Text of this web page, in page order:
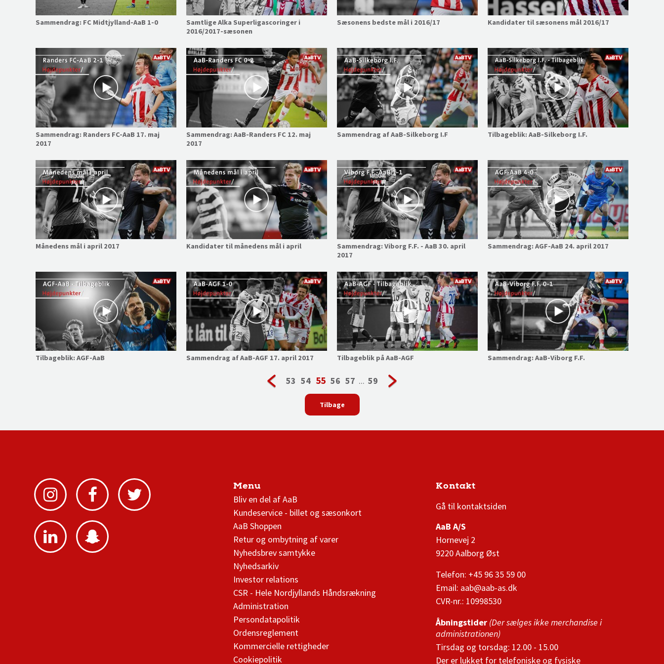
Sammendrag: FC Midtjylland-AaB 1-0
Samtlige Alka Superligascoringer i
2016/2017-sæsonen
Sæsonens bedste mål i 2016/17 Kandidater til sæsonens mål 2016/17
Sammendrag: Randers FC-AaB 17. maj
2017
Sammendrag: AaB-Randers FC 12. maj
2017
Sammendrag af AaB-Silkeborg I.F Tilbageblik: AaB-Silkeborg I.F.
Månedens mål i april 2017 Kandidater til månedens mål i april
Sammendrag: Viborg F.F. - AaB 30. april
2017
Sammendrag: AGF-AaB 24. april 2017
Tilbageblik: AGF-AaB Sammendrag af AaB-AGF 17. april 2017 Tilbageblik på AaB-AGF Sammendrag: AaB-Viborg F.F.
53 54 55 56 57 ... 59
Tilbage
Menu
Bliv en del af AaB
Kundeservice - billet og sæsonkort
AaB Shoppen
Retur og ombytning af varer
Nyhedsbrev samtykke
Nyhedsarkiv
Investor relations
CSR - Hele Nordjyllands Håndsrækning
Administration
Persondatapolitik
Ordensreglement
Kommercielle rettigheder
Cookiepolitik
Kontakt
Gå til kontaktsiden
AaB A/S
Hornevej 2
9220 Aalborg Øst
Telefon: +45 96 35 59 00
Email: aab@aab-as.dk
CVR-nr.: 10998530
Åbningstider (Der sælges ikke merchandise i
administrationen)
Tirsdag og torsdag: 12.00 - 15.00
Der er lukket for telefoniske og fysiske